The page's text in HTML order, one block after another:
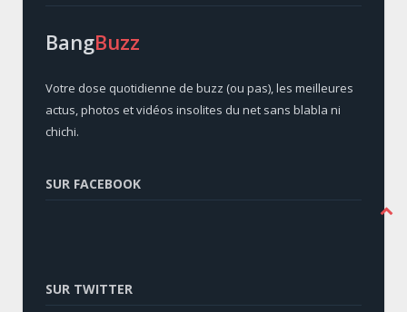
BangBuzz
Votre dose quotidienne de buzz (ou pas), les meilleures
actus, photos et vidéos insolites du net sans blabla ni
chichi.
SUR FACEBOOK
SUR TWITTER